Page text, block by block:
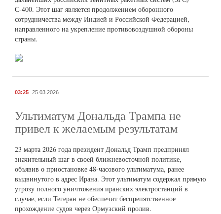
С-400. Этот шаг является продолжением оборонного
сотрудничества между Индией и Российской Федерацией,
направленного на укрепление противовоздушной обороны
страны.
03:25 25.03.2026
Ультиматум Дональда Трампа не
привел к желаемым результатам
23 марта 2026 года президент Дональд Трамп предпринял
значительный шаг в своей ближневосточной политике,
объявив о приостановке 48-часового ультиматума, ранее
выдвинутого в адрес Ирана. Этот ультиматум содержал прямую
угрозу полного уничтожения иранских электростанций в
случае, если Тегеран не обеспечит беспрепятственное
прохождение судов через Ормузский пролив.